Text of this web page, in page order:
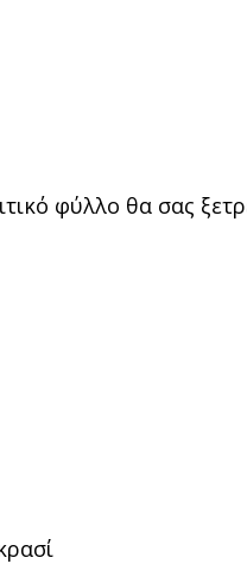
φύλλο θα σας